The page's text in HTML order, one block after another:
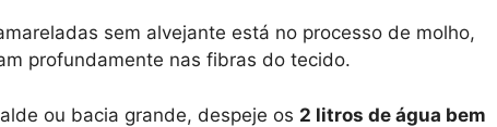
sem alvejante está no processo de molho,
profundamente nas fibras do tecido.
ou bacia grande, despeje os 2 litros de água bem